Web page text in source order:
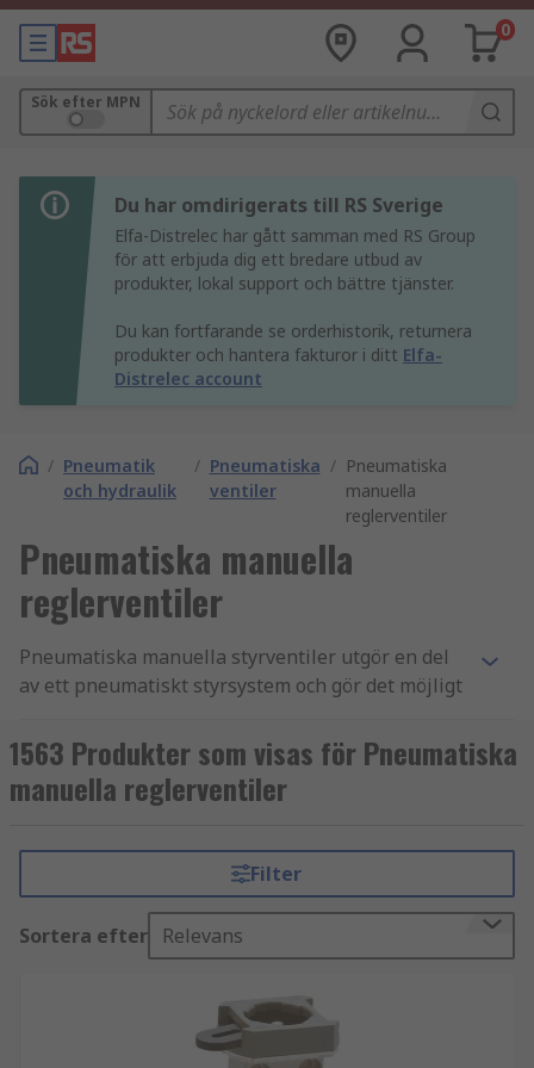
0
Sök efter MPN
Du har omdirigerats till RS Sverige
Elfa-Distrelec har gått samman med RS Group
för att erbjuda dig ett bredare utbud av
produkter, lokal support och bättre tjänster.
Du kan fortfarande se orderhistorik, returnera
produkter och hantera fakturor i ditt Elfa-
Distrelec account
/ Pneumatik
och hydraulik
/ Pneumatiska
ventiler
/ Pneumatiska
manuella
reglerventiler
Pneumatiska manuella
reglerventiler
Pneumatiska manuella styrventiler utgör en del
av ett pneumatiskt styrsystem och gör det möjligt
plats till en annan. De är ofta konstruerade som
modulära enheter, vilket innebär att flera ventiler
och kontakter kan användas tillsammans för att
sortiment av pneumatiska manuella styrventiler
innehåller produkter från ledande varumärken i
branschen, inklusive Festo, SMC, Norgren,
Parker, EMERSON och RS PRO.
Vad används pneumatiska manuella
1563 Produkter som visas för Pneumatiska
manuella reglerventiler
Filter
Sortera efter Relevans